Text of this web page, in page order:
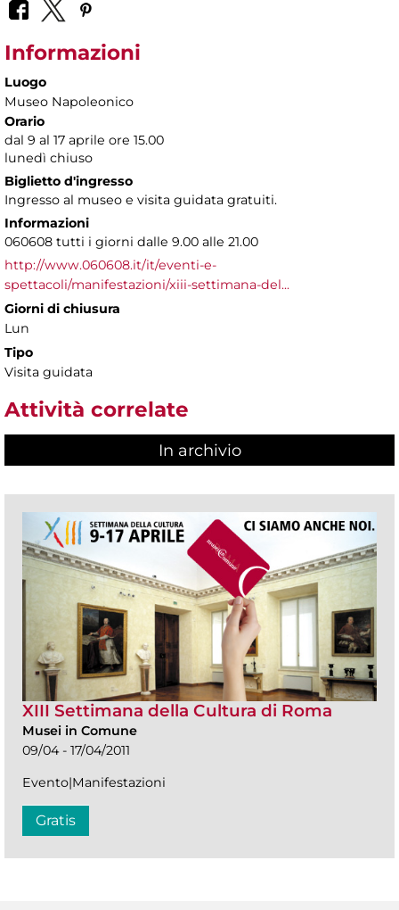
Informazioni
Luogo
Museo Napoleonico
Orario
dal 9 al 17 aprile ore 15.00
lunedì chiuso
Biglietto d'ingresso
Ingresso al museo e visita guidata gratuiti.
Informazioni
060608 tutti i giorni dalle 9.00 alle 21.00
http://www.060608.it/it/eventi-e-
spettacoli/manifestazioni/xiii-settimana-del...
Giorni di chiusura
Lun
Tipo
Visita guidata
Attività correlate
In archivio
XIII Settimana della Cultura di Roma
Musei in Comune
09/04 - 17/04/2011
Evento|Manifestazioni
Gratis